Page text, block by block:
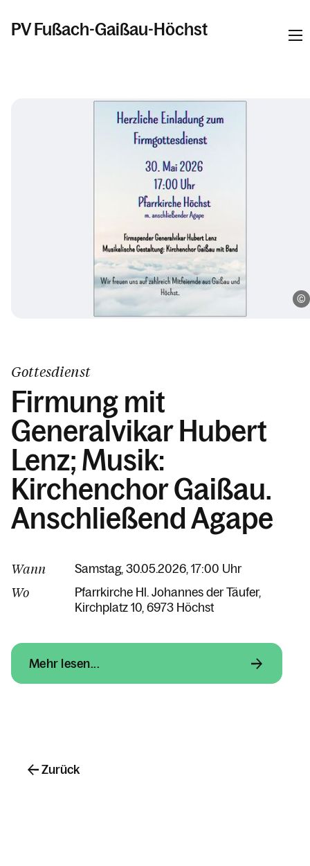
PV Fußach-Gaißau-Höchst
Gottesdienst
Firmung mit
Generalvikar Hubert
Lenz; Musik:
Kirchenchor Gaißau.
Anschließend Agape
Wann Samstag, 30.05.2026, 17:00 Uhr
Wo
Pfarrkirche Hl. Johannes der Täufer
Kirchplatz 10 6973 Höchst
Mehr lesen...
Zurück